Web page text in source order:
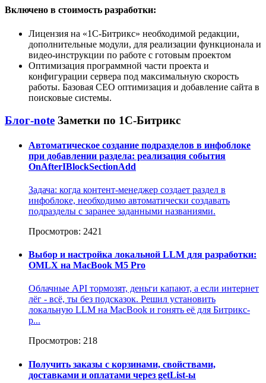
Включено в стоимость разработки:
Лицензия на 1С-Битрикс
необходимой редакции,
дополнительные модули, для реализации функционала и
видео-инструкции по работе с готовым проектом
Оптимизация программной части проекта и
конфигурации сервера под максимальную скорость
работы. Базовая СЕО оптимизация и добавление сайта в
поисковые системы.
Блог-note Заметки по 1С-Битрикс
Автоматическое создание подразделов в инфоблоке
при добавлении раздела: реализация события
OnAfterIBlockSectionAdd
Задача: когда контент-менеджер создает раздел в
инфоблоке, необходимо автоматически создавать
подразделы с заранее заданными названиями.
Просмотров: 2421
Выбор и настройка локальной LLM для разработки:
OMLX на MacBook M5 Pro
Облачные API тормозят, деньги капают, а если интернет
лёг - всё, ты без подсказок. Решил установить
локальную LLM на MacBook и гонять её для Битрикс-
р...
Просмотров: 218
Получить заказы с корзинами, свойствами,
доставками и оплатами через getList-ы